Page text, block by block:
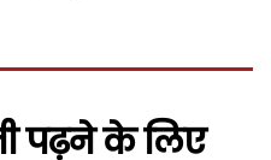
पढ़ने के लिए